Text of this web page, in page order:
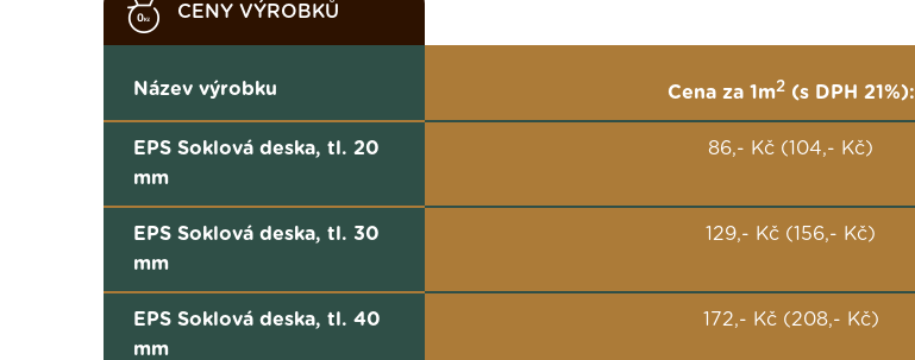
CENY VÝROBKŮ
Název výrobku Cena za 1m2(s DPH 21%):
EPS Soklová deska, tl. 20
mm
86,- Kč (104,- Kč)
EPS Soklová deska, tl. 30
mm
129,- Kč (156,- Kč)
EPS Soklová deska, tl. 40
mm
172,- Kč (208,- Kč)